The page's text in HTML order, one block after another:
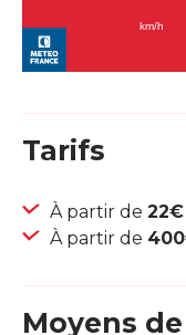
Tarifs
À partir de 22€
À partir de
Moyens